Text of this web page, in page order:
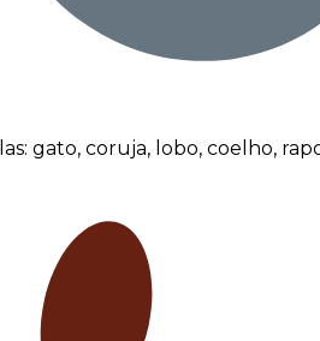
gato, coruja, lobo, coelho,